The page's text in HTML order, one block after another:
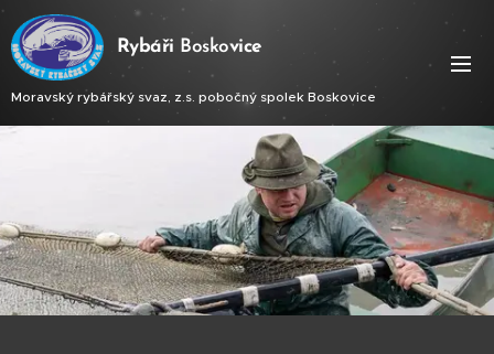
Rybáři Boskovice
Moravský rybářský svaz, z.s. pobočný spolek Boskovice